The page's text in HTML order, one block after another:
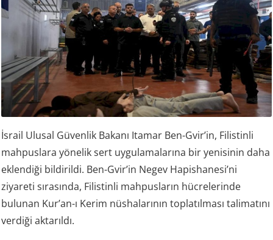
İsrail Ulusal Güvenlik Bakanı Itamar Ben-Gvir’in, Filistinli
mahpuslara yönelik sert uygulamalarına bir yenisinin daha
eklendiği bildirildi. Ben-Gvir’in Negev Hapishanesi’ni
ziyareti sırasında, Filistinli mahpusların hücrelerinde
bulunan Kur’an-ı Kerim nüshalarının toplatılması talimatını
verdiği aktarıldı.